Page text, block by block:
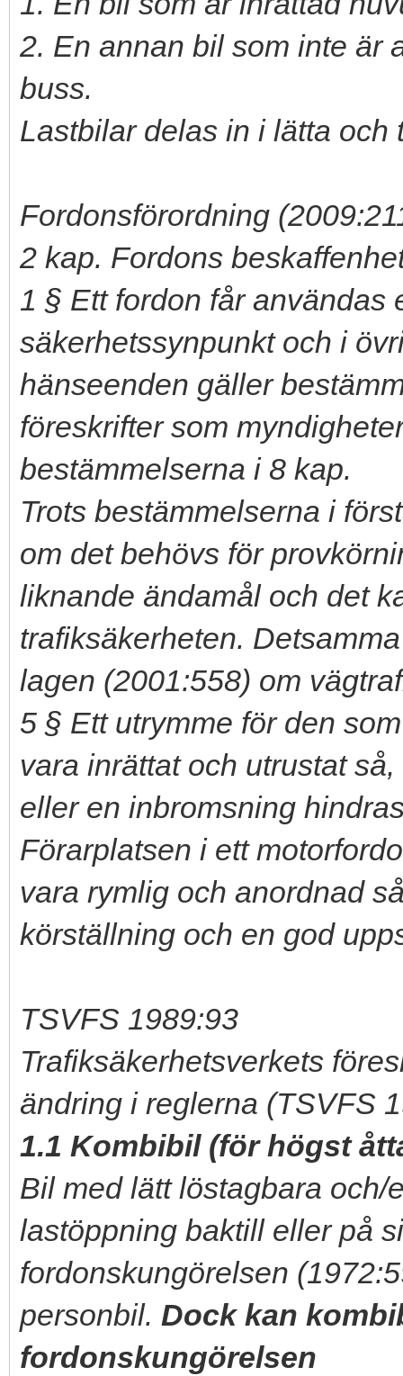
2. En annan bil som inte är
buss.
Lastbilar delas in i lätta och
Fordonsförordning
2 kap. Fordons
1 § Ett fordon får användas
säkerhetssynpunkt och i
hänseenden gäller
föreskrifter som
bestämmelserna i 8 kap.
Trots bestämmelserna i
om det behövs för
liknande ändamål och det
trafiksäkerheten.
lagen (2001:558) om
5 § Ett utrymme för den
vara inrättat och utrustat
eller en inbromsning
Förarplatsen i ett
vara rymlig och anordnad
körställning och en god
TSVFS 1989:93
Trafiksäkerhetsverkets
ändring i reglerna (TSVFS
1.1 Kombibil (för högst
Bil med lätt löstagbara
lastöppning baktill eller på
fordonskungörelsen
personbil. Dock kan
fordonskungörelsen